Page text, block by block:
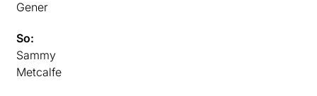
Gener
So:
Sammy
Metcalfe